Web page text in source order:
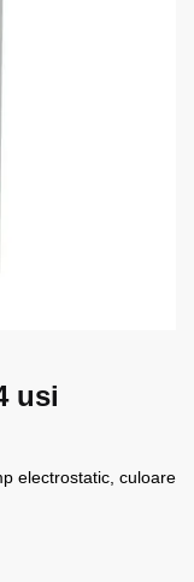
usi
electrostatic, culoare